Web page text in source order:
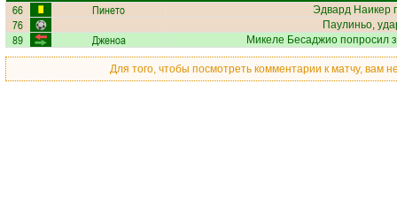
66 Пинето Эдвард Наикер
76 Паулиньо,
89 Дженоа Микеле Бесаджиопопросил
Для того, чтобы посмотреть комментарии к матчу, вам